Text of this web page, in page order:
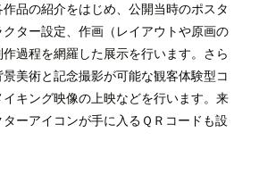
品の紹介をはじめ、公開当時のポスタ
ター設定、作画（レイアウトや原画の
過程を網羅した展示を行います。さら
美術と記念撮影が可能な観客体験型コ
キング映像の上映などを行います。来
ーアイコンが手に入るＱＲコードも設